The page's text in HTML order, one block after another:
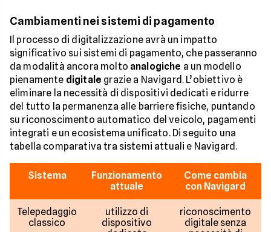
Cambiamenti nei sistemi di pagamento
Il processo di digitalizzazione avrà un impatto
significativo sui sistemi di pagamento, che passeranno
da modalità ancora molto analogiche a un modello
pienamente digitale grazie a Navigard. L’obiettivo è
eliminare la necessità di dispositivi dedicati e ridurre
del tutto la permanenza alle barriere fisiche, puntando
su riconoscimento automatico del veicolo, pagamenti
integrati e un ecosistema unificato. Di seguito una
tabella comparativa tra sistemi attuali e Navigard.
Sistema
Funzionamento
attuale
Come cambia
con Navigard
Telepedaggio
classico
utilizzo di
dispositivo
riconoscimento
digitale senza